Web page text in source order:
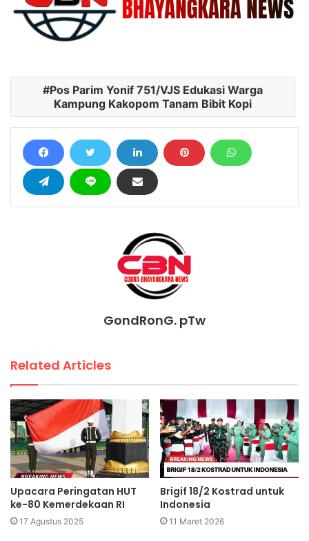
Pos Parim Yonif 751/VJS Edukasi Warga
Kampung Kakopom Tanam Bibit Kopi
GondRonG. pTw
Related Articles
Upacara Peringatan HUT
ke-80 Kemerdekaan RI
17 Agustus 2025
Brigif 18/2 Kostrad untuk
Indonesia
11 Maret 2026